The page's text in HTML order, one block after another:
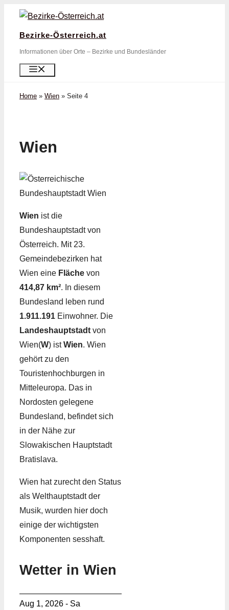
Zum
springen
Bezirke-Österreich.at
Informationen über Orte – Bezirke und Bundesländer
Home » Wien » Seite 4
Wien
Wien ist die
Bundeshauptstadt von
Österreich. Mit 23.
Gemeindebezirken hat
Wien eine Fläche von
414,87 km². In diesem
Bundesland leben rund
1.911.191 Einwohner. Die
Landeshauptstadt von
Wien(W) istWien. Wien
gehört zu den
Touristenhochburgen in
Mitteleuropa. Das in
Nordosten gelegene
Bundesland, befindet sich
in der Nähe zur
Slowakischen Hauptstadt
Bratislava.
Wien hat zurecht den Status
als Welthauptstadt der
Musik, wurden hier doch
einige der wichtigsten
Komponenten sesshaft.
Wetter in Wien
Aug 1, 2026 - Sa